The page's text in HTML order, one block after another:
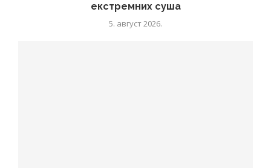
екстремних суша
5. август 2026.